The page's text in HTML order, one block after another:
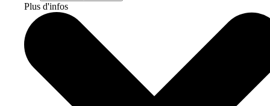
Plus d'infos